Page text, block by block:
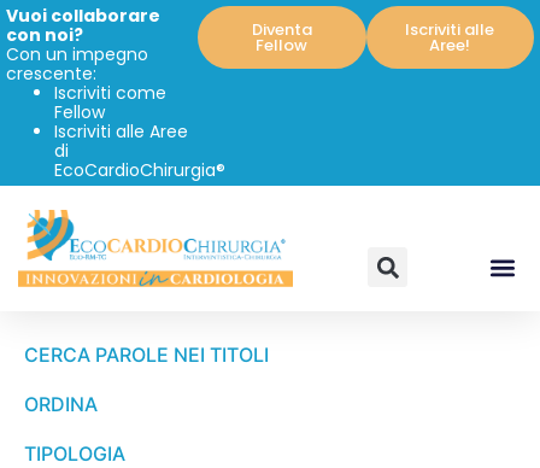
Vuoi collaborare
con noi?
Con un impegno
crescente:
Iscriviti come
Fellow
Iscriviti alle Aree
di
EcoCardioChirurgia®
Diventa
Fellow
Iscriviti alle
Aree!
CERCA PAROLE NEI TITOLI
ORDINA
TIPOLOGIA